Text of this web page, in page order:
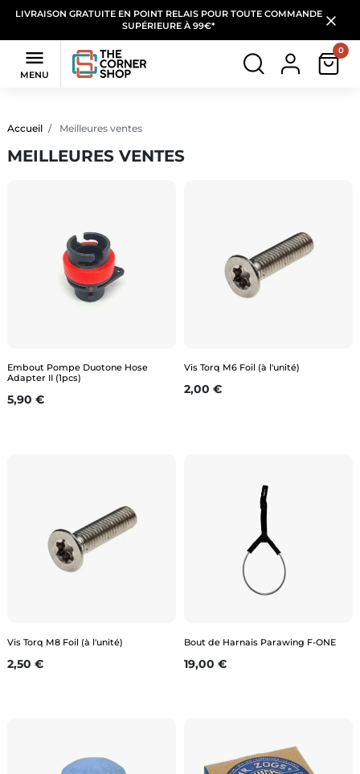
LIVRAISON GRATUITE EN POINT RELAIS POUR TOUTE COMMANDE
SUPÉRIEURE À 99€*

MENU
0
Accueil Meilleures ventes
MEILLEURES VENTES
Embout Pompe Duotone Hose
Adapter II (1pcs)
Prix
5,90 €
Vis Torq M6 Foil (à l'unité)
Prix
2,00 €
Vis Torq M8 Foil (à l'unité)
Prix
2,50 €
Bout de Harnais Parawing F-ONE
Prix
19,00 €